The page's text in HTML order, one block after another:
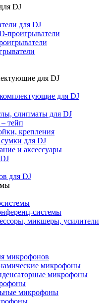
DJ
для DJ
проигрыватели
для DJ
для DJ
слипматы для DJ
тейп
крепления
для DJ
и аксессуары
для DJ
системы
микшеры, усилители
микрофонов
микрофоны
микрофоны
микрофоны